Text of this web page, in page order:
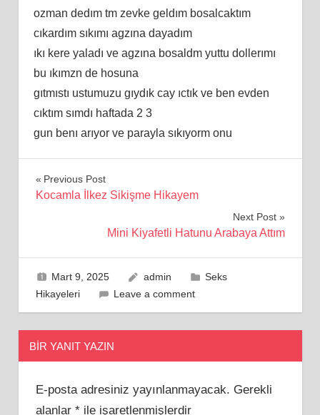
ozman dedım tm zevke geldım bosalcaktım
cıkardım sıkımı agzına dayadım
ıkı kere yaladı ve agzına bosaldm yuttu dollerımı
bu ıkımzn de hosuna
gıtmıstı ustumuzu gıydık cay ıctık ve ben evden
cıktım sımdı haftada 2 3
gun benı arıyor ve parayla sıkıyorm onu
Yazı
Previous Post
Kocamla İlkez Sikişme Hikayem
Next Post
Mini Kiyafetli Hatunu Arabaya Attım
Mart 9, 2025 admin
Seks
Hikayeleri
Leave a comment
BIR YANIT YAZIN
E-posta adresiniz yayınlanmayacak. Gerekli
alanlar *ile işaretlenmişlerdir